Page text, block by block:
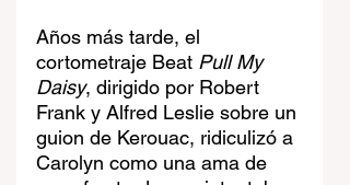
Años más tarde, el
cortometraje Beat Pull My
Daisy, dirigido por Robert
Frank y Alfred Leslie sobre un
guion de Kerouac, ridiculizó a
Carolyn como una ama de